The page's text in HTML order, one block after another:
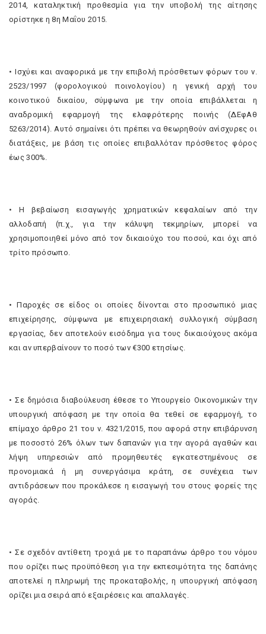
2014, καταληκτική προθεσμία για την υποβολή της αίτησης
ορίστηκε η 8η Μαΐου 2015.
• Ισχύει και αναφορικά με την επιβολή πρόσθετων φόρων του ν.
2523/1997 (φορολογικού ποινολογίου) η γενική αρχή του
κοινοτικού δικαίου, σύμφωνα με την οποία επιβάλλεται η
αναδρομική εφαρμογή της ελαφρότερης ποινής (ΔΕφΑθ
5263/2014). Αυτό σημαίνει ότι πρέπει να θεωρηθούν ανίσχυρες οι
διατάξεις, με βάση τις οποίες επιβαλλόταν πρόσθετος φόρος
έως 300%.
• Η βεβαίωση εισαγωγής χρηματικών κεφαλαίων από την
αλλοδαπή (π.χ., για την κάλυψη τεκμηρίων, μπορεί να
χρησιμοποιηθεί μόνο από τον δικαιούχο του ποσού, και όχι από
τρίτο πρόσωπο.
• Παροχές σε είδος οι οποίες δίνονται στο προσωπικό μιας
επιχείρησης, σύμφωνα με επιχειρησιακή συλλογική σύμβαση
εργασίας, δεν αποτελούν εισόδημα για τους δικαιούχους ακόμα
και αν υπερβαίνουν το ποσό των €300 ετησίως.
• Σε δημόσια διαβούλευση έθεσε το Υπουργείο Οικονομικών την
υπουργική απόφαση με την οποία θα τεθεί σε εφαρμογή, το
επίμαχο άρθρο 21 του ν. 4321/2015, που αφορά στην επιβάρυνση
με ποσοστό 26% όλων των δαπανών για την αγορά αγαθών και
λήψη υπηρεσιών από προμηθευτές εγκατεστημένους σε
προνομιακά ή μη συνεργάσιμα κράτη, σε συνέχεια των
αντιδράσεων που προκάλεσε η εισαγωγή του στους φορείς της
αγοράς.
• Σε σχεδόν αντίθετη τροχιά με το παραπάνω άρθρο του νόμου
που ορίζει πως προϋπόθεση για την εκπεσιμότητα της δαπάνης
αποτελεί η πληρωμή της προκαταβολής, η υπουργική απόφαση
ορίζει μια σειρά από εξαιρέσεις και απαλλαγές.